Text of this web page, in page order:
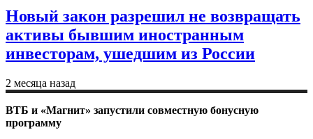
Новый закон разрешил не возвращать
активы бывшим иностранным
инвесторам, ушедшим из России
2 месяца назад
ВТБ и «Магнит» запустили совместную бонусную
программу